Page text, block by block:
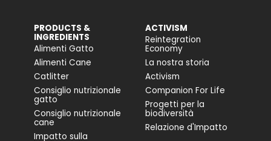
PRODUCTS &
INGREDIENTS
Alimenti Gatto
Alimenti Cane
Catlitter
Consiglio nutrizionale
gatto
Consiglio nutrizionale
cane
Impatto sulla
ACTIVISM
Reintegration
Economy
La nostra storia
Activism
Companion For Life
Progetti per la
biodiversità
Relazione d'Impatto